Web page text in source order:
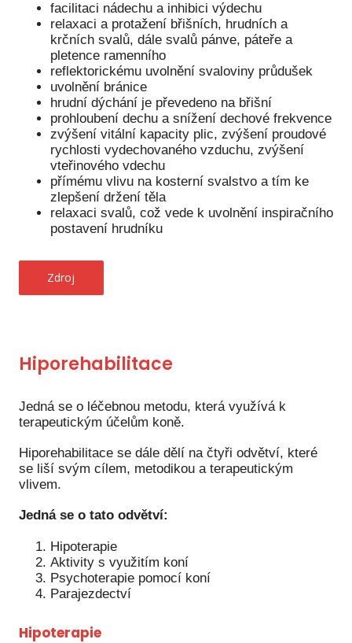
facilitaci nádechu a inhibici výdechu
relaxaci a protažení břišních, hrudních a
krčních svalů, dále svalů pánve, páteře a
pletence ramenního
reflektorickému uvolnění svaloviny průdušek
uvolnění bránice
hrudní dýchání je převedeno na břišní
prohloubení dechu a snížení dechové frekvence
zvýšení vitální kapacity plic, zvýšení proudové
rychlosti vydechovaného vzduchu, zvýšení
vteřinového vdechu
přímému vlivu na kosterní svalstvo a tím ke
zlepšení držení těla
relaxaci svalů, což vede k uvolnění inspiračního
postavení hrudníku
Zdroj
Hiporehabilitace
Jedná se o léčebnou metodu, která využívá k
terapeutickým účelům koně.
Hiporehabilitace se dále dělí na čtyři odvětví, které
se liší svým cílem, metodikou a terapeutickým
vlivem.
Jedná se o tato odvětví:
Hipoterapie
Aktivity s využitím koní
Psychoterapie pomocí koní
Parajezdectví
Hipoterapie